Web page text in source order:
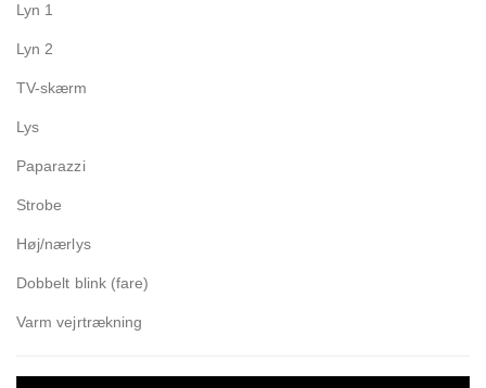
Lyn 1
Lyn 2
TV-skærm
Lys
Paparazzi
Strobe
Høj/nærlys
Dobbelt blink (fare)
Varm vejrtrækning